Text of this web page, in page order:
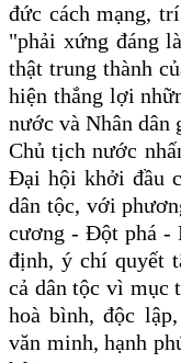
đức cách mạng,
"phải xứng đáng
thật trung thành
hiện thắng lợi
nước và Nhân
Chủ tịch nước
Đại hội khởi đầu
dân tộc, với
cương - Đột phá -
định, ý chí quyết
cả dân tộc vì mục
hoà bình, độc
văn minh, hạnh